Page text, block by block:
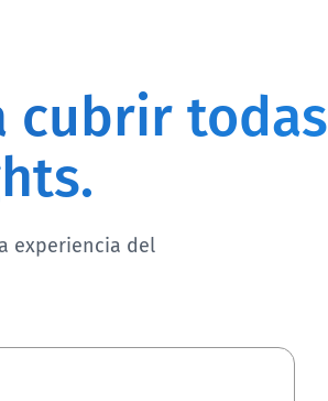
cubrir todas
experiencia del